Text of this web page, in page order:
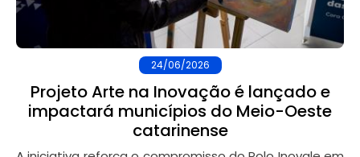
24/06/2026
Projeto Arte na Inovação é lançado e
impactará municípios do Meio-Oeste
catarinense